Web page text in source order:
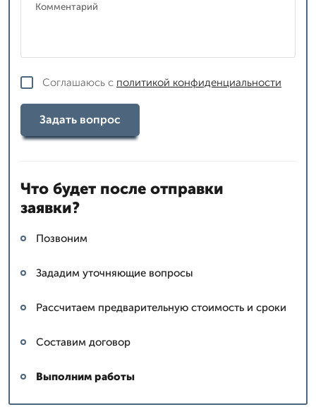
Соглашаюсь с политикой конфиденциальности
Задать вопрос
Что будет после отправки
заявки?
Позвоним
Зададим уточняющие вопросы
Рассчитаем предварительную стоимость и сроки
Составим договор
Выполним работы